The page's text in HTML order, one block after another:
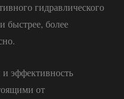
гидравлического
быстрее, более
эффективность
от